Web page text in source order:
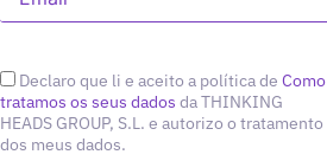
Declaro que li e aceito a política de Como
tratamos os seus dados da THINKING
HEADS GROUP, S.L. e autorizo o tratamento
dos meus dados.